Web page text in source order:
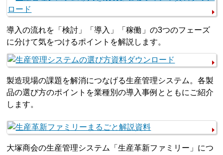
導入の流れを「検討」「導入」「稼働」の3つのフェーズ
に分けて気をつけるポイントを解説します。
製造現場の課題を解消につなげる生産管理システム。各製
品の選び方のポイントを業種別の導入事例とともにご紹介
します。
大塚商会の生産管理システム「生産革新ファミリー」につ